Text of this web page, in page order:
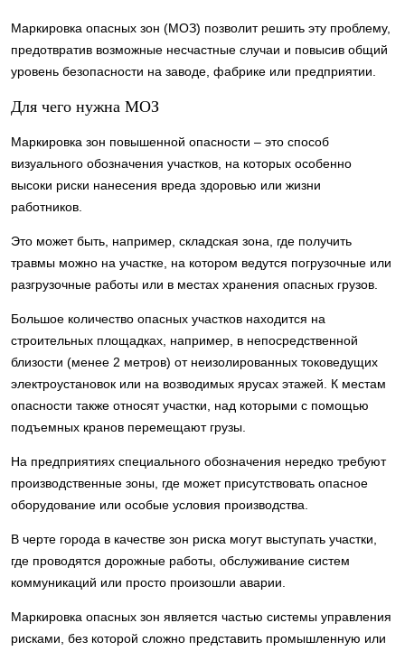
Маркировка опасных зон (МОЗ) позволит решить эту проблему,
предотвратив возможные несчастные случаи и повысив общий
уровень безопасности на заводе, фабрике или предприятии.
Для чего нужна МОЗ
Маркировка зон повышенной опасности – это способ
визуального обозначения участков, на которых особенно
высоки риски нанесения вреда здоровью или жизни
работников.
Это может быть, например, складская зона, где получить
травмы можно на участке, на котором ведутся погрузочные или
разгрузочные работы или в местах хранения опасных грузов.
Большое количество опасных участков находится на
строительных площадках, например, в непосредственной
близости (менее 2 метров) от неизолированных токоведущих
электроустановок или на возводимых ярусах этажей. К местам
опасности также относят участки, над которыми с помощью
подъемных кранов перемещают грузы.
На предприятиях специального обозначения нередко требуют
производственные зоны, где может присутствовать опасное
оборудование или особые условия производства.
В черте города в качестве зон риска могут выступать участки,
где проводятся дорожные работы, обслуживание систем
коммуникаций или просто произошли аварии.
Маркировка опасных зон является частью системы управления
рисками, без которой сложно представить промышленную или